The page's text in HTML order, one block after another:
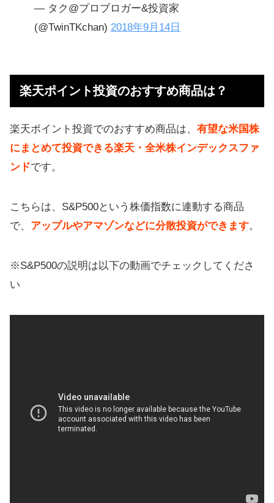
— タク@プロブロガー&投資家
(@TwinTKchan) 2018年9月14日
楽天ポイント投資のおすすめ商品は？
楽天ポイント投資でのおすすめ商品は、 有望な米国株
にまとめて投資できる楽天・全米株インデックスファ
ンドです。
こちらは、S&P500という株価指数に連動する商品
で、 アップルやアマゾンなどに分散投資ができます。
※S&P500の説明は以下の動画でチェックしてくださ
い